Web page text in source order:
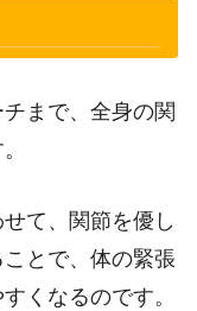
まで、全身の関
て、関節を優し
とで、体の緊張
くなるのです。